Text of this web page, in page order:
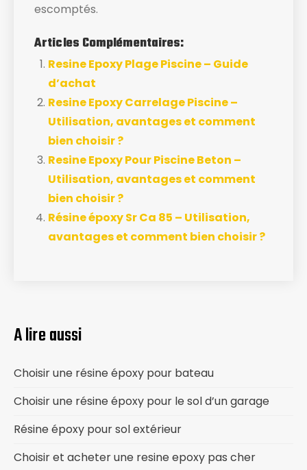
escomptés.
Articles Complémentaires:
Resine Epoxy Plage Piscine – Guide
d’achat
Resine Epoxy Carrelage Piscine –
Utilisation, avantages et comment
bien choisir ?
Resine Epoxy Pour Piscine Beton –
Utilisation, avantages et comment
bien choisir ?
Résine époxy Sr Ca 85 – Utilisation,
avantages et comment bien choisir ?
A lire aussi
Choisir une résine époxy pour bateau
Choisir une résine époxy pour le sol d’un garage
Résine époxy pour sol extérieur
Choisir et acheter une resine epoxy pas cher